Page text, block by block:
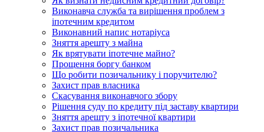
Виконавча служба та вирішення проблем з
іпотечним кредитом
Виконавний напис нотаріуса
Зняття арешту з майна
Як врятувати іпотечне майно?
Прощення боргу банком
Що робити позичальнику і поручителю?
Захист прав власника
Скасування виконавчого збору
Рішення суду по кредиту під заставу квартири
Зняття арешту з іпотечної квартири
Захист прав позичальника